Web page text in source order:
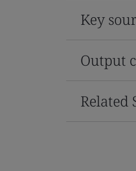
Key
Output
Related